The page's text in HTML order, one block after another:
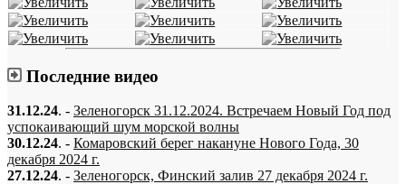
Последние видео
31.12.24. - Зеленогорск 31.12.2024. Встречаем Новый Год под
успокаивающий шум морской волны
30.12.24. - Комаровский берег накануне Нового Года, 30
декабря 2024 г.
27.12.24. - Зеленогорск, Финский залив 27 декабря 2024 г.